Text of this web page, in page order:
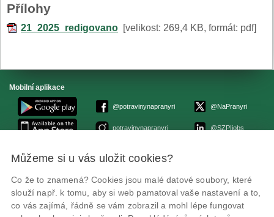
Přílohy
21_2025_redigovano [velikost: 269,4 KB, formát: pdf]
Mobilní aplikace
@potravinynapranyri
potravinynapranyri
@NaPranyri
@SZPIjobs
© Státní zemědělská a potravinářská inspekce 2026.
ID datové schránky: avraiqg
IČO: 75014149, DIČ: CZ75014149
Prohlášení o přístupnosti|Zásady ochrany soukromí
Můžeme si u vás uložit cookies?
Co že to znamená? Cookies jsou malé datové soubory, které
slouží např. k tomu, aby si web pamatoval vaše nastavení a to,
co vás zajímá, řádně se vám zobrazil a mohl lépe fungovat